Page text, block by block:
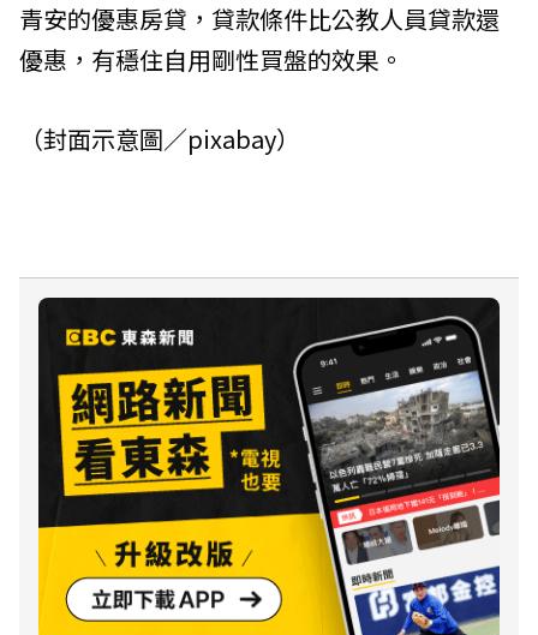
青安的優惠房貸，貸款條件比公教人員貸款還
優惠，有穩住自用剛性買盤的效果。
（封面示意圖／pixabay）